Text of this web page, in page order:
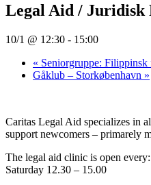
Legal Aid / Juridisk
10/1 @ 12:30 - 15:00
« Seniorgruppe: Filippinsk
Gåklub – Storkøbenhavn »
Caritas Legal Aid specializes in
support newcomers – primarely
The legal aid clinic is open
Saturday 12.30 – 15.00